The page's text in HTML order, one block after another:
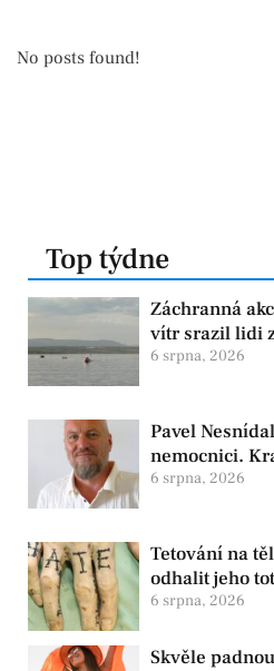
No posts found!
Top týdne
Záchranná
vítr srazil lidi
osoby se
6 srpna, 2026
Pavel
nemocnici.
oznámila
6 srpna, 2026
Tetování na
odhalit jeho
pomoc
6 srpna, 2026
Skvěle